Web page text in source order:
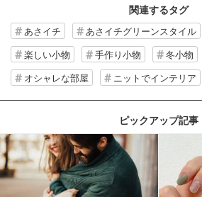
関連するタグ
あさイチ あさイチグリーンスタイル
楽しい小物
手作り小物 冬小物
オシャレな部屋
ニットでインテリア
ピックアップ記事